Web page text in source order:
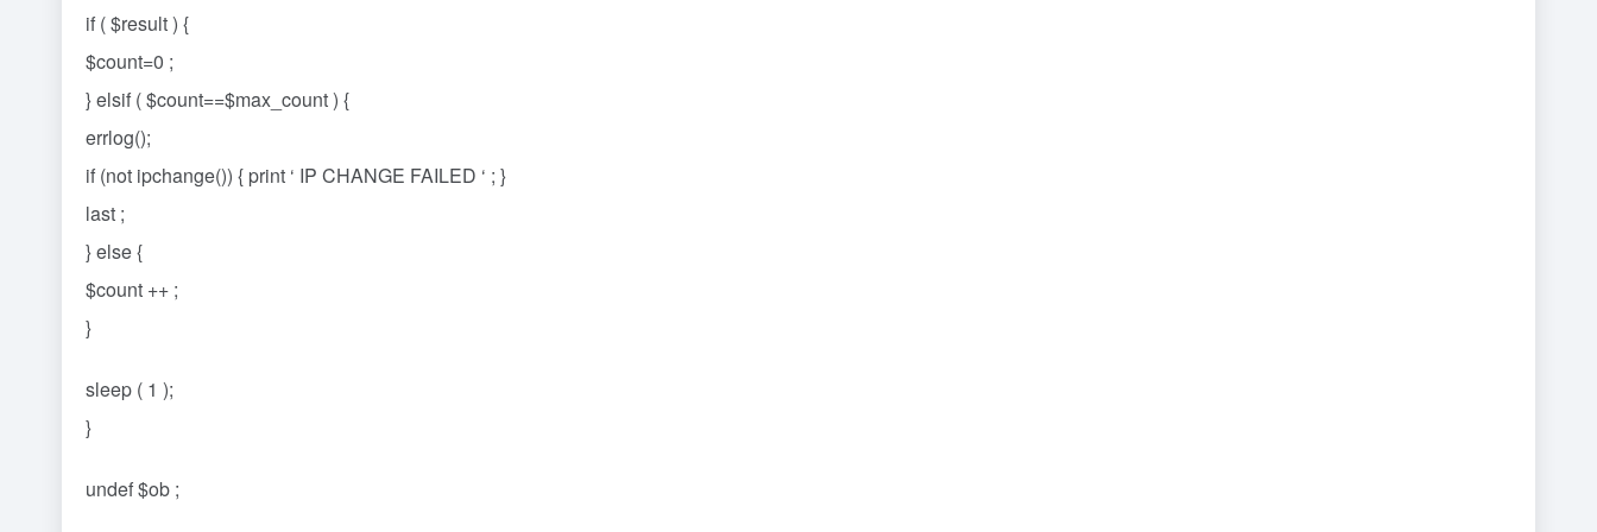
if ( $result ) {
$count=0 ;
} elsif ( $count==$max_count ) {
errlog();
if (not ipchange()) { print ‘ IP CHANGE FAILED ‘ ; }
last ;
} else {
$count ++ ;
}
sleep ( 1 );
}
undef $ob ;